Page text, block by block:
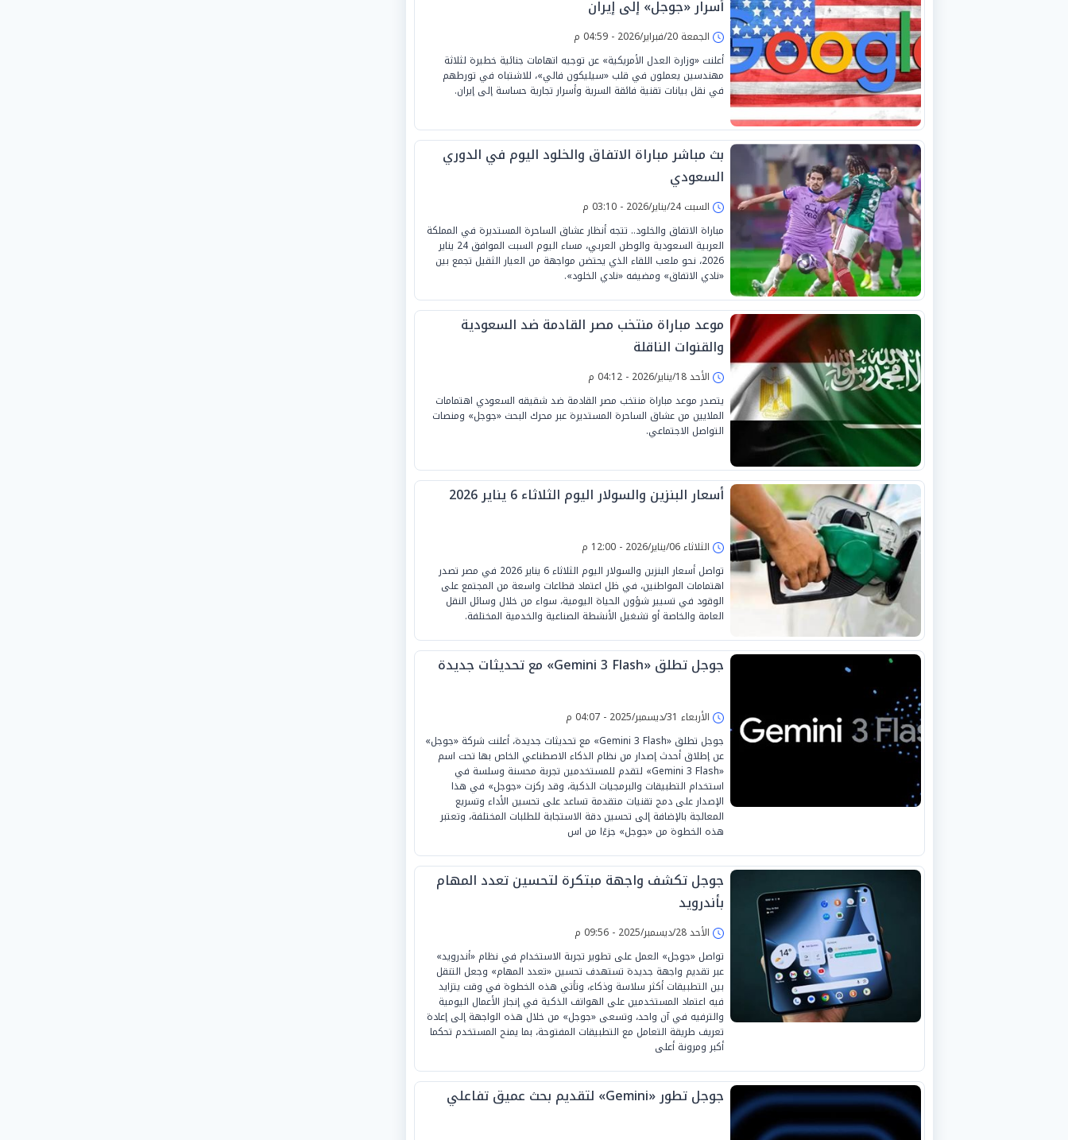
أسرار «جوجل» إلى إيران
الجمعة 20/فبراير/2026 - 04:59 م
أعلنت «وزارة العدل الأمريكية» عن توجيه اتهامات جنائية خطيرة لثلاثة
مهندسين يعملون في قلب «سيليكون فالي»، للاشتباه في تورطهم
في نقل بيانات تقنية فائقة السرية وأسرار تجارية حساسة إلى إيران.
بث مباشر مباراة الاتفاق والخلود اليوم في الدوري
السعودي
السبت 24/يناير/2026 - 03:10 م
مباراة الاتفاق والخلود.. تتجه أنظار عشاق الساحرة المستديرة في المملكة
العربية السعودية والوطن العربي، مساء اليوم السبت الموافق 24 يناير
2026، نحو ملعب اللقاء الذي يحتضن مواجهة من العيار الثقيل تجمع بين
«نادي الاتفاق» ومضيفه «نادي الخلود».
موعد مباراة منتخب مصر القادمة ضد السعودية
والقنوات الناقلة
الأحد 18/يناير/2026 - 04:12 م
يتصدر موعد مباراة منتخب مصر القادمة ضد شقيقه السعودي اهتمامات
الملايين من عشاق الساحرة المستديرة عبر محرك البحث «جوجل» ومنصات
التواصل الاجتماعي.
أسعار البنزين والسولار اليوم الثلاثاء 6 يناير 2026
الثلاثاء 06/يناير/2026 - 12:00 م
تواصل أسعار البنزين والسولار اليوم الثلاثاء 6 يناير 2026 في مصر تصدر
اهتمامات المواطنين، في ظل اعتماد قطاعات واسعة من المجتمع على
الوقود في تسيير شؤون الحياة اليومية، سواء من خلال وسائل النقل
العامة والخاصة أو تشغيل الأنشطة الصناعية والخدمية المختلفة.
جوجل تطلق «Gemini 3 Flash» مع تحديثات جديدة
الأربعاء 31/ديسمبر/2025 - 04:07 م
جوجل تطلق «Gemini 3 Flash» مع تحديثات جديدة، أعلنت شركة «جوجل»
عن إطلاق أحدث إصدار من نظام الذكاء الاصطناعي الخاص بها تحت اسم
«Gemini 3 Flash» لتقدم للمستخدمين تجربة محسنة وسلسة في
استخدام التطبيقات والبرمجيات الذكية، وقد ركزت «جوجل» في هذا
الإصدار على دمج تقنيات متقدمة تساعد على تحسين الأداء وتسريع
المعالجة بالإضافة إلى تحسين دقة الاستجابة للطلبات المختلفة، وتعتبر
هذه الخطوة من «جوجل» جزءًا من اس
جوجل تكشف واجهة مبتكرة لتحسين تعدد المهام
بأندرويد
الأحد 28/ديسمبر/2025 - 09:56 م
تواصل «جوجل» العمل على تطوير تجربة الاستخدام في نظام «أندرويد»
عبر تقديم واجهة جديدة تستهدف تحسين «تعدد المهام» وجعل التنقل
بين التطبيقات أكثر سلاسة وذكاء، وتأتي هذه الخطوة في وقت يتزايد
فيه اعتماد المستخدمين على الهواتف الذكية في إنجاز الأعمال اليومية
والترفيه في آن واحد، وتسعى «جوجل» من خلال هذه الواجهة إلى إعادة
تعريف طريقة التعامل مع التطبيقات المفتوحة، بما يمنح المستخدم تحكما
أكبر ومرونة أعلى
جوجل تطور «Gemini» لتقديم بحث عميق تفاعلي